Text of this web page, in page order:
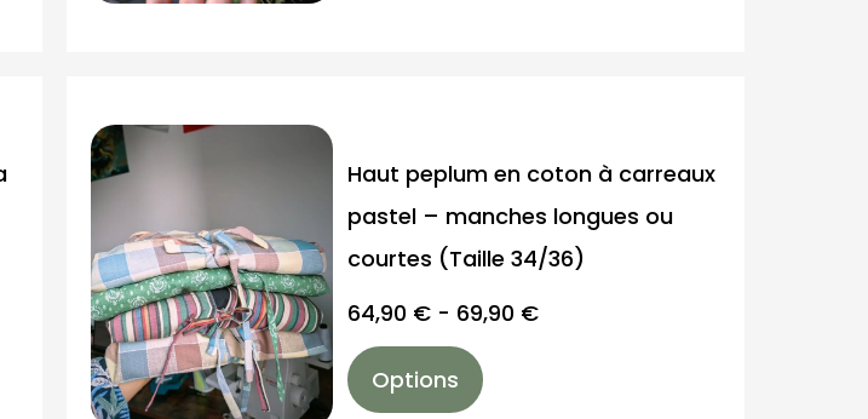
Haut peplum en coton à carreaux
pastel – manches longues ou
courtes (Taille 34/36)
64,90 €- 69,90 €
Options